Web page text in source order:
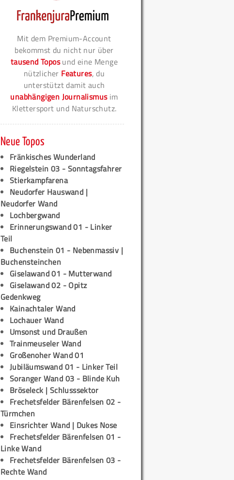
Mit dem Premium-Account
bekommst du nicht nur über
tausend Toposund eine Menge
nützlicher Features, du
unterstützt damit auch
unabhängigen Journalismusim
Klettersport und Naturschutz.
Neue Topos
Fränkisches Wunderland
Riegelstein 03 - Sonntagsfahrer
Stierkampfarena
Neudorfer Hauswand |
Neudorfer Wand
Lochbergwand
Erinnerungswand 01 - Linker
Teil
Buchenstein 01 - Nebenmassiv |
Buchensteinchen
Giselawand 01 - Mutterwand
Giselawand 02 - Opitz
Gedenkweg
Kainachtaler Wand
Lochauer Wand
Umsonst und Draußen
Trainmeuseler Wand
Großenoher Wand 01
Jubiläumswand 01 - Linker Teil
Soranger Wand 03 - Blinde Kuh
Bröseleck | Schlusssektor
Frechetsfelder Bärenfelsen 02 -
Türmchen
Einsrichter Wand | Dukes Nose
Frechetsfelder Bärenfelsen 01 -
Linke Wand
Frechetsfelder Bärenfelsen 03 -
Rechte Wand